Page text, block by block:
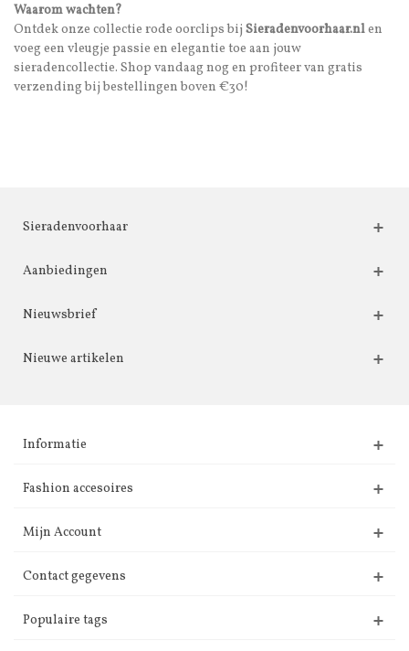
Waarom wachten?
Ontdek onze collectie rode oorclips bij Sieradenvoorhaar.nlen
voeg een vleugje passie en elegantie toe aan jouw
sieradencollectie. Shop vandaag nog en profiteer van gratis
verzending bij bestellingen boven €30!
Sieradenvoorhaar
Aanbiedingen
Nieuwsbrief
Nieuwe artikelen
Informatie
Fashion accesoires
Mijn Account
Contact gegevens
Populaire tags